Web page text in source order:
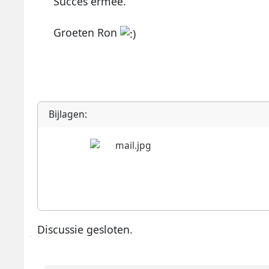
Groeten Ron
Bijlagen:
Discussie gesloten.